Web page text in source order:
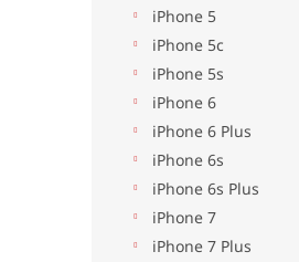
iPhone 5
iPhone 5c
iPhone 5s
iPhone 6
iPhone 6 Plus
iPhone 6s
iPhone 6s Plus
iPhone 7
iPhone 7 Plus